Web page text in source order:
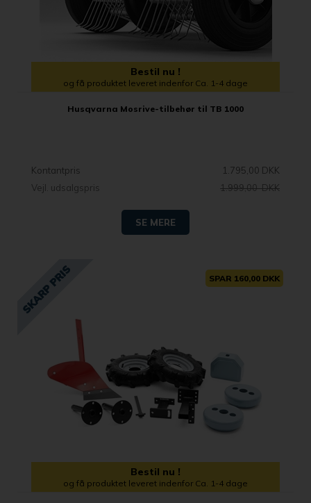
Bestil nu !
og få produktet leveret indenfor Ca. 1-4 dage
Husqvarna Mosrive-tilbehør til TB 1000
Kontantpris
1.795,00 DKK
Vejl. udsalgspris
1.999,00 DKK
SE MERE
SPAR 160,00 DKK
Bestil nu !
og få produktet leveret indenfor Ca. 1-4 dage